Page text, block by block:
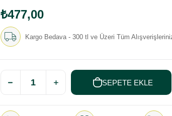
₺477,00
Kargo Bedava - 300 tl ve Üzeri Tüm